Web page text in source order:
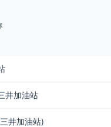
井加油站
井加油站)